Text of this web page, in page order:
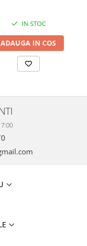
IN STOC
ADAUGA IN COS